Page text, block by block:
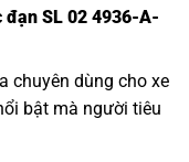
SL 02 4936-A-
chuyên dùng cho xe
bật mà người tiêu